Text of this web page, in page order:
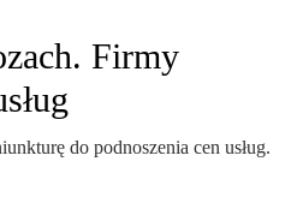
Firmy
do podnoszenia cen usług.